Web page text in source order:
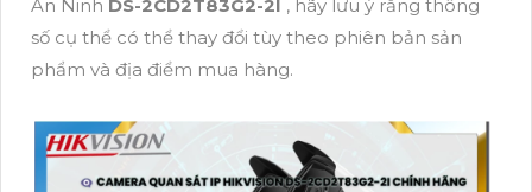
An Ninh DS-2CD2T83G2-2I , hãy lưu ý rằng thông
số cụ thể có thể thay đổi tùy theo phiên bản sản
phẩm và địa điểm mua hàng.